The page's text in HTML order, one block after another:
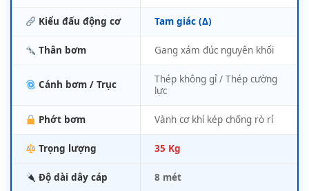
Kiểu đấu động cơ Tam giác (Δ)
Thân bơm Gang xám đúc nguyên khối
Cánh bơm / Trục
Thép không gỉ / Thép cường
lực
Phớt bơm Vành cơ khí kép chống rò rỉ
Trọng lượng 35 Kg
Độ dài dây cáp 8 mét